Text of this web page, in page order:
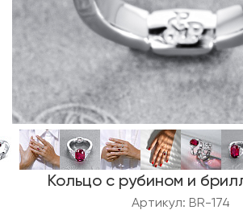
Кольцо с рубином и
Артикул: BR-174